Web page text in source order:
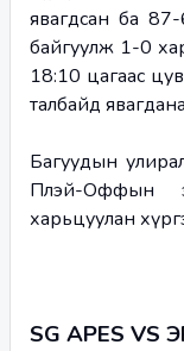
явагдсан ба
байгуулж 1-0
18:10 цагаас
талбайд
Багуудын
Плэй-Оффын
харьцуулан
SG APES